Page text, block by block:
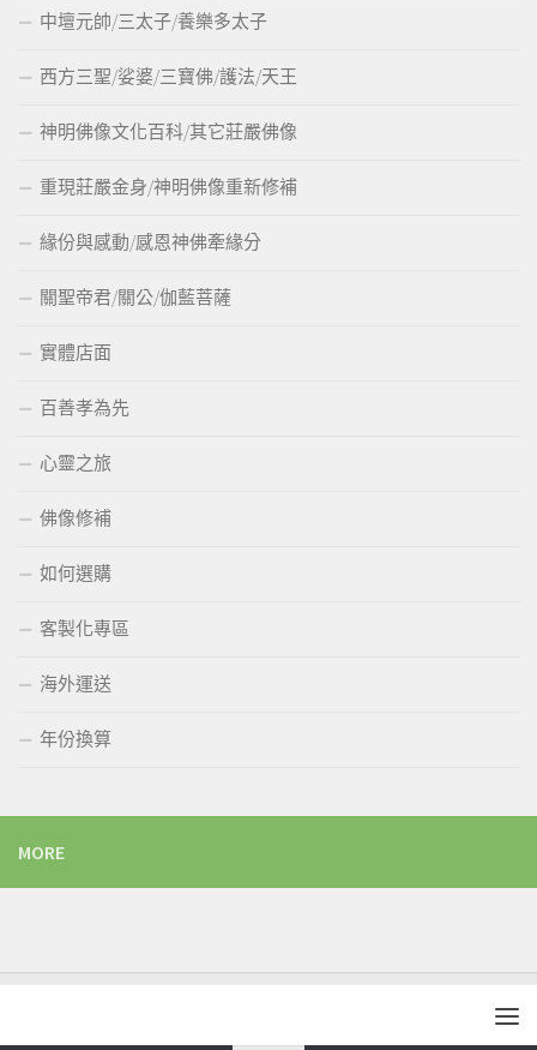
中壇元帥/三太子/養樂多太子
西方三聖/娑婆/三寶佛/護法/天王
神明佛像文化百科/其它莊嚴佛像
重現莊嚴金身/神明佛像重新修補
緣份與感動/感恩神佛牽緣分
關聖帝君/關公/伽藍菩薩
實體店面
百善孝為先
心靈之旅
佛像修補
如何選購
客製化專區
海外運送
年份換算
MORE